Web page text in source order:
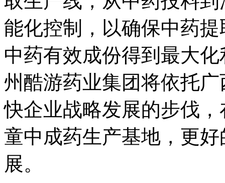
能化控制，以确保中药
中药有效成份得到最大化
州酷游药业集团将依托广
快企业战略发展的步伐
童中成药生产基地，
展。